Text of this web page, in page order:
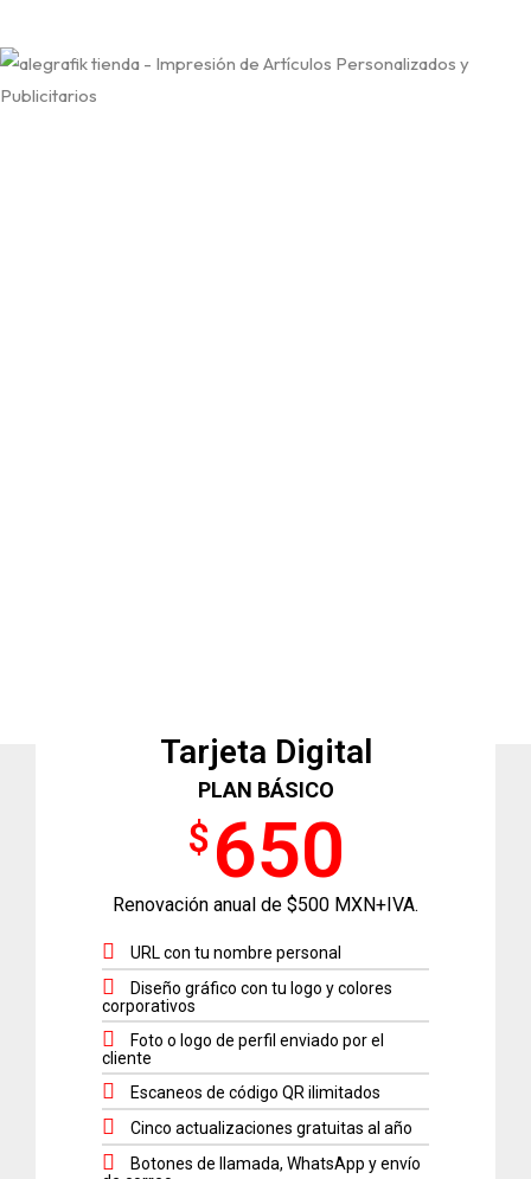
Tarjeta Digital
PLAN BÁSICO
$650
Renovación anual de $500 MXN+IVA.
URL con tu nombre personal
Diseño gráfico con tu logo y colores
corporativos
Foto o logo de perfil enviado por el
cliente
Escaneos de código QR ilimitados
Cinco actualizaciones gratuitas al año
Botones de llamada, WhatsApp y envío